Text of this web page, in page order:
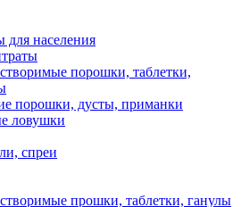
населения
порошки, таблетки,
порошки, дусты, приманки
ловушки
спреи
прошки, таблетки, ганулы